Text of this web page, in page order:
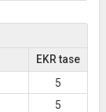
EKR tase
5
5